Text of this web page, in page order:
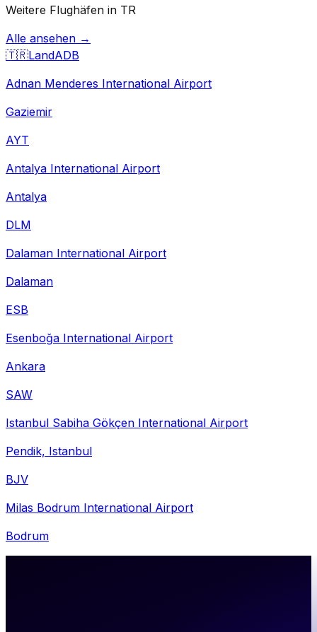
Weitere Flughäfen in TR
Alle ansehen →
🇹🇷LandADB
Adnan Menderes International Airport
Gaziemir
AYT
Antalya International Airport
Antalya
DLM
Dalaman International Airport
Dalaman
ESB
Esenboğa International Airport
Ankara
SAW
Istanbul Sabiha Gökçen International Airport
Pendik, Istanbul
BJV
Milas Bodrum International Airport
Bodrum